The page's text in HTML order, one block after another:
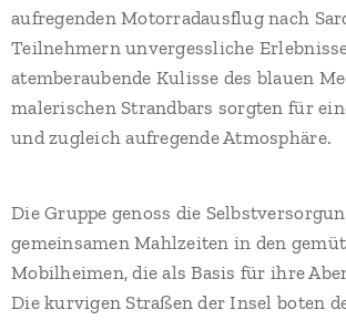
aufregenden Motorradausflug nach
Teilnehmern unvergessliche
atemberaubende Kulisse des blauen
malerischen Strandbars sorgten für
und zugleich aufregende Atmosphäre.
Die Gruppe genoss die
gemeinsamen Mahlzeiten in den
Mobilheimen, die als Basis für ihre
Die kurvigen Straßen der Insel boten